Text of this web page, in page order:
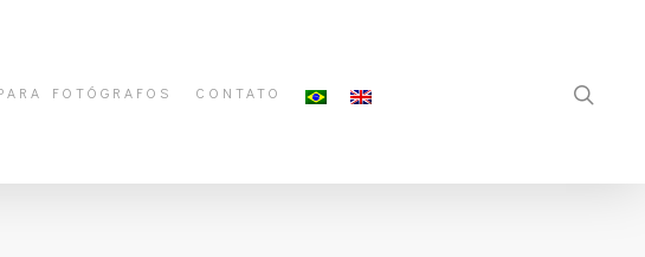
FOTÓGRAFOS CONTATO